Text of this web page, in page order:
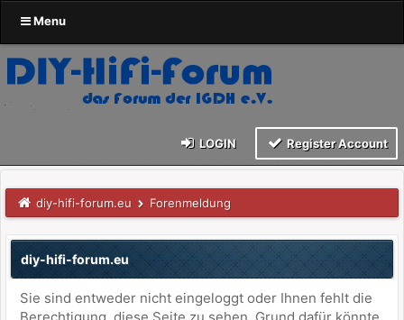
Menu
LOGIN Register Account
diy-hifi-forum.eu Forenmeldung
diy-hifi-forum.eu
Sie sind entweder nicht eingeloggt oder Ihnen fehlt die